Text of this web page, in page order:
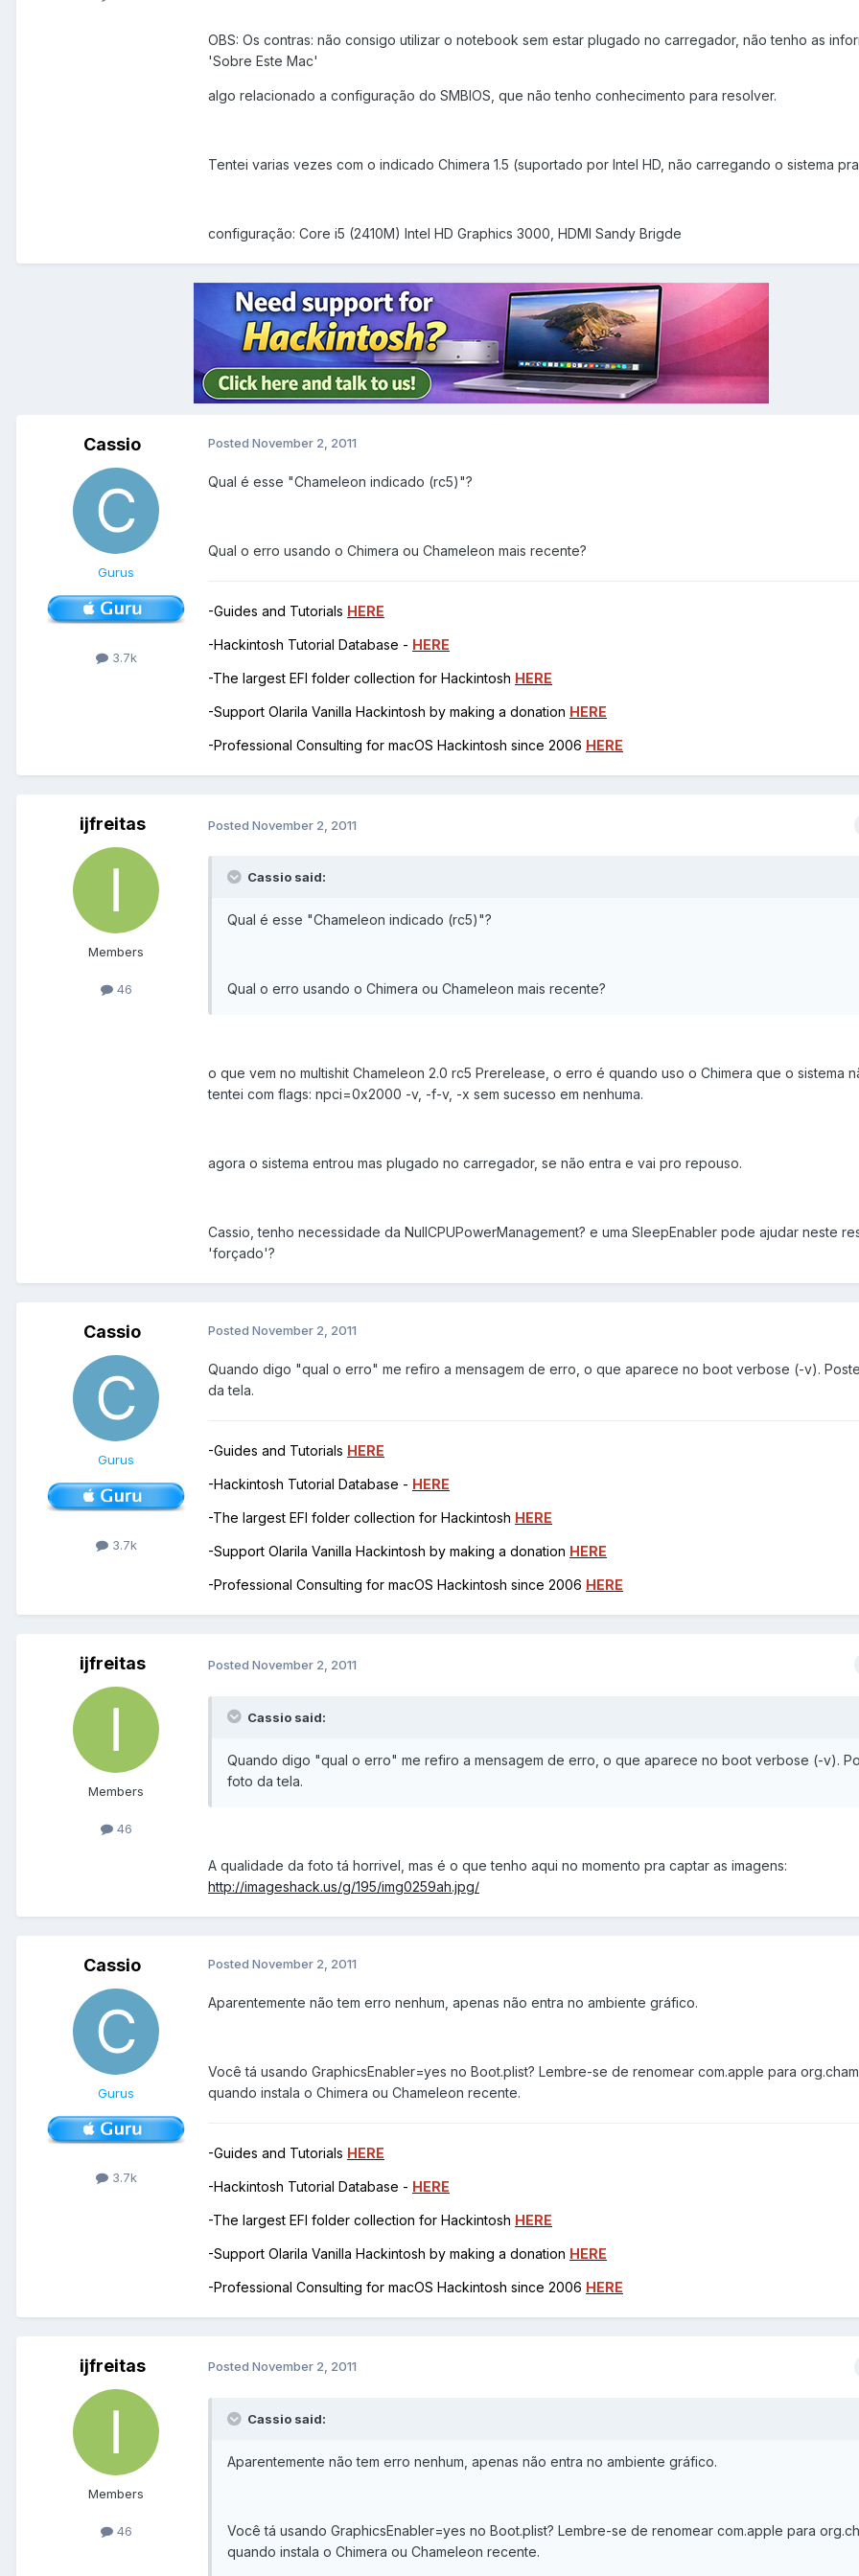
OBS: Os contras: não consigo utilizar o notebook sem estar plugado no carregador, não tenho as
'Sobre Este Mac'
algo relacionado a configuração do SMBIOS, que não tenho conhecimento para resolver.
Tentei varias vezes com o indicado Chimera 1.5 (suportado por Intel HD, não carregando o sistema pra
configuração: Core i5 (2410M) Intel HD Graphics 3000, HDMI Sandy Brigde
Cassio
Gurus
3.7k
Posted November 2, 2011
Qual é esse "Chameleon indicado (rc5)"?
Qual o erro usando o Chimera ou Chameleon mais recente?
-Guides and Tutorials HERE
-Hackintosh Tutorial Database - HERE
-The largest EFI folder collection for Hackintosh HERE
-Support Olarila Vanilla Hackintosh by making a donation HERE
-Professional Consulting for macOS Hackintosh since 2006 HERE
ijfreitas
Members
46
Posted November 2, 2011
Cassio said:
Qual é esse "Chameleon indicado (rc5)"?
Qual o erro usando o Chimera ou Chameleon mais recente?
o que vem no multishit Chameleon 2.0 rc5 Prerelease, o erro é quando uso o Chimera que o sistema
tentei com flags: npci=0x2000 -v, -f-v, -x sem sucesso em nenhuma.
agora o sistema entrou mas plugado no carregador, se não entra e vai pro repouso.
Cassio, tenho necessidade da NullCPUPowerManagement? e uma SleepEnabler pode ajudar neste
'forçado'?
Cassio
Gurus
3.7k
Posted November 2, 2011
Quando digo "qual o erro" me refiro a mensagem de erro, o que aparece no boot verbose (-v).
da tela.
-Guides and Tutorials HERE
-Hackintosh Tutorial Database - HERE
-The largest EFI folder collection for Hackintosh HERE
-Support Olarila Vanilla Hackintosh by making a donation HERE
-Professional Consulting for macOS Hackintosh since 2006 HERE
ijfreitas
Members
46
Posted November 2, 2011
Cassio said:
Quando digo "qual o erro" me refiro a mensagem de erro, o que aparece no boot verbose (-v).
foto da tela.
A qualidade da foto tá horrivel, mas é o que tenho aqui no momento pra captar as imagens:
http://imageshack.us/g/195/img0259ah.jpg/
Cassio
Gurus
3.7k
Posted November 2, 2011
Aparentemente não tem erro nenhum, apenas não entra no ambiente gráfico.
Você tá usando GraphicsEnabler=yes no Boot.plist? Lembre-se de renomear com.apple para
quando instala o Chimera ou Chameleon recente.
-Guides and Tutorials HERE
-Hackintosh Tutorial Database - HERE
-The largest EFI folder collection for Hackintosh HERE
-Support Olarila Vanilla Hackintosh by making a donation HERE
-Professional Consulting for macOS Hackintosh since 2006 HERE
ijfreitas
Members
46
Posted November 2, 2011
Cassio said:
Aparentemente não tem erro nenhum, apenas não entra no ambiente gráfico.
Você tá usando GraphicsEnabler=yes no Boot.plist? Lembre-se de renomear com.apple para
quando instala o Chimera ou Chameleon recente.